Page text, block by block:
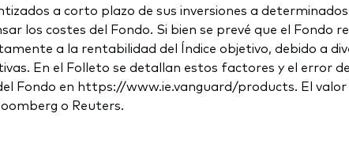
a corto plazo de sus inversiones a
los costes del Fondo. Si bien se prevé que el Fondo
a la rentabilidad del Índice objetivo, debido a
En el Folleto se detallan estos factores y el error
Fondo en https://www.ie.vanguard/products. El valor
o Reuters.